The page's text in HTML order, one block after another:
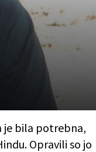
je bila potrebna,
Opravili so jo